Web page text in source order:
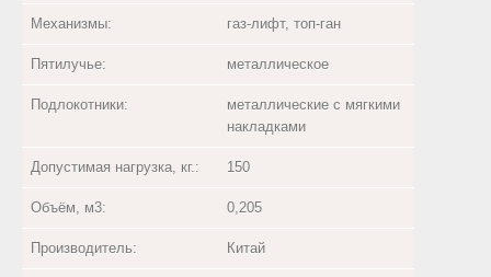
Механизмы: газ-лифт, топ-ган
Пятилучье: металлическое
Подлокотники:
металлические с мягкими
накладками
Допустимая нагрузка, кг.: 150
Объём, м3: 0,205
Производитель: Китай